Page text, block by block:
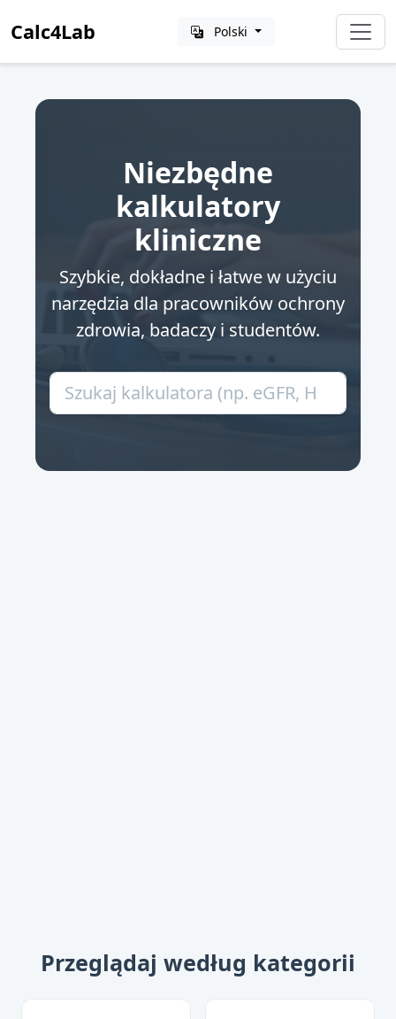
Calc4Lab Polski
Niezbędne
kalkulatory
kliniczne
Szybkie, dokładne i łatwe w użyciu
narzędzia dla pracowników ochrony
zdrowia, badaczy i studentów.
Przeglądaj według kategorii